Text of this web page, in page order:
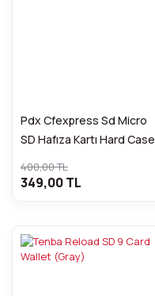
Pdx Cfexpress Sd Micro
SD Hafıza Kartı Hard Case
400,00 TL
349,00 TL